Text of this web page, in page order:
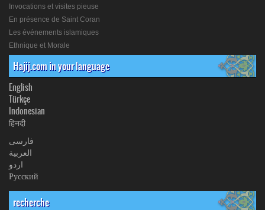
Invocations et visites pieuse
En présence de Saint Coran
Les événements islamiques
Ethnique et Morale
Hajij.com in your language
English
Türkçe
Indonesian
हिनदी
فارسی
العربیة
اردو
Русский
recherche